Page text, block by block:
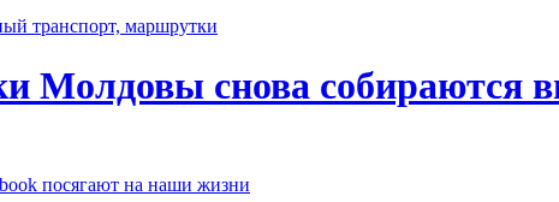
Молдовы снова собираются
посягают на наши жизни